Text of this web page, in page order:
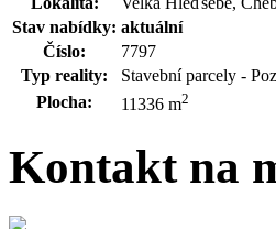
Stav nabídky: aktuální
Číslo:
7797
Typ reality:
Stavební parcely -
Plocha:
11336 m2
Kontakt na